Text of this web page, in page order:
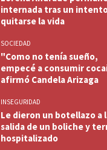
internada tras un
quitarse la vida
SOCIEDAD
"Como no tenía sueño,
empecé a consumir
afirmó Candela Arizaga
INSEGURIDAD
Le dieron un botellazo a
salida de un boliche y
hospitalizado